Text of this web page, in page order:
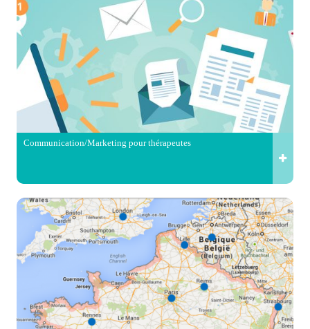
Communication/Marketing pour thérapeutes